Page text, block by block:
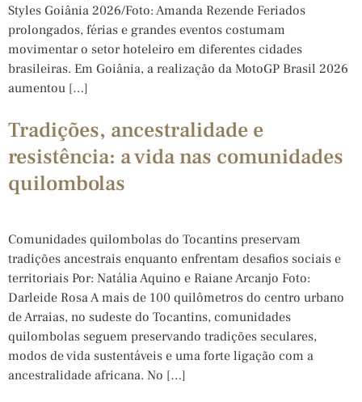
Styles Goiânia 2026/Foto: Amanda Rezende Feriados
prolongados, férias e grandes eventos costumam
movimentar o setor hoteleiro em diferentes cidades
brasileiras. Em Goiânia, a realização da MotoGP Brasil 2026
aumentou […]
Tradições, ancestralidade e
resistência: a vida nas comunidades
quilombolas
Comunidades quilombolas do Tocantins preservam
tradições ancestrais enquanto enfrentam desafios sociais e
territoriais Por: Natália Aquino e Raiane Arcanjo Foto:
Darleide Rosa A mais de 100 quilômetros do centro urbano
de Arraias, no sudeste do Tocantins, comunidades
quilombolas seguem preservando tradições seculares,
modos de vida sustentáveis e uma forte ligação com a
ancestralidade africana. No […]